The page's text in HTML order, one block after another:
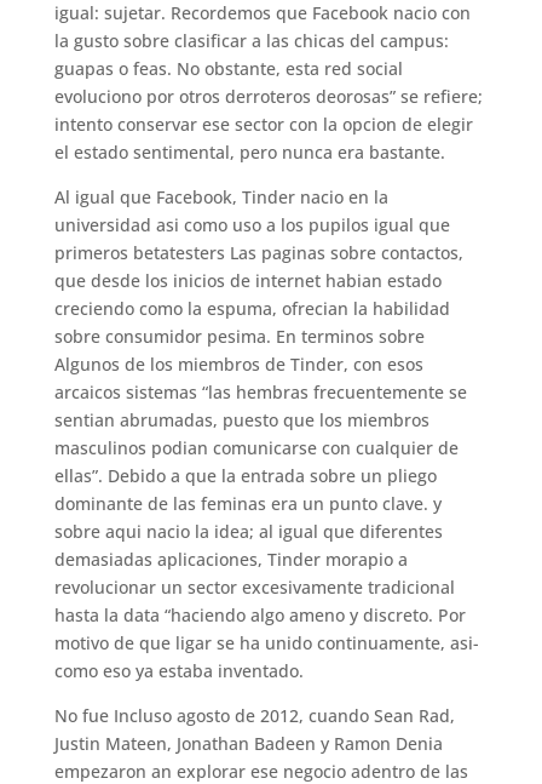
igual: sujetar. Recordemos que Facebook nacio con
la gusto sobre clasificar a las chicas del campus:
guapas o feas. No obstante, esta red social
evoluciono por otros derroteros deorosas” se refiere;
intento conservar ese sector con la opcion de elegir
el estado sentimental, pero nunca era bastante.
Al igual que Facebook, Tinder nacio en la
universidad asi­ como uso a los pupilos igual que
primeros betatesters Las paginas sobre contactos,
que desde los inicios de internet habian estado
creciendo como la espuma, ofrecian la habilidad
sobre consumidor pesima. En terminos sobre
Algunos de los miembros de Tinder, con esos
arcaicos sistemas “las hembras frecuentemente se
sentian abrumadas, puesto que los miembros
masculinos podian comunicarse con cualquier de
ellas”. Debido a que la entrada sobre un pliego
dominante de las feminas era un punto clave. y
sobre aqui nacio la idea; al igual que diferentes
demasiadas aplicaciones, Tinder morapio a
revolucionar un sector excesivamente tradicional
hasta la data “haciendo algo ameno y discreto. Por
motivo de que ligar se ha unido continuamente, asi­
como eso ya estaba inventado.
No fue Incluso agosto de 2012, cuando Sean Rad,
Justin Mateen, Jonathan Badeen y Ramon Denia
empezaron an explorar ese negocio adentro de las